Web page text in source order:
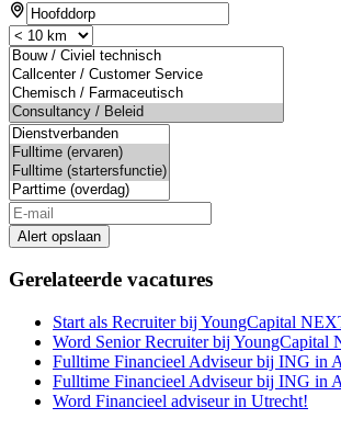
Alert opslaan
Gerelateerde vacatures
Start als Recruiter bij YoungCapital
Word Senior Recruiter bij
Fulltime Financieel Adviseur bij ING in
Fulltime Financieel Adviseur bij ING in
Word Financieel adviseur in Utrecht!